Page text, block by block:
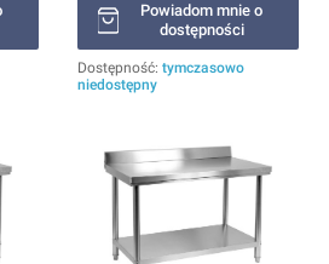
Powiadom mnie o
dostępności
Dostępność: tymczasowo
niedostępny